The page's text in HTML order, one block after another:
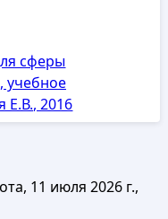
сферы
учебное
Е.В., 2016
11 июля 2026 г.,